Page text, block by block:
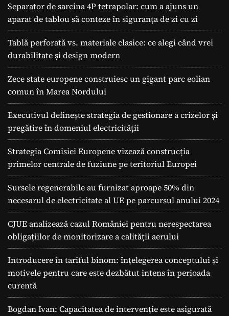
Separator de sarcina 4P tetrapolar: cum a ajuns un
aparat de tablou să conteze în siguranța de zi cu zi
Tablă perforată vs. materiale clasice: ce alegi când vrei
durabilitate și design modern
Zece state europene construiesc un gigant parc eolian
comun în Marea Nordului
Executivul definește strategia de gestionare a crizelor și
pregătire în domeniul electricității
Strategia Comisiei Europene vizează construcția
primelor centrale de fuziune pe teritoriul Europei
Sursele regenerabile au furnizat aproape 50% din
necesarul de electricitate al UE pe parcursul anului 2024
CJUE analizează cazul României pentru nerespectarea
obligațiilor de monitorizare a calității aerului
Introducere în tariful binom: înțelegerea conceptului și
motivele pentru care este dezbătut intens în perioada
curentă
Bogdan Ivan: Capacitatea de intervenție este asigurată